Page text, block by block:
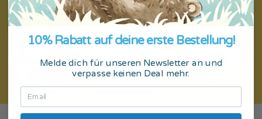
10% Rabatt auf deine erste Bestellung!
Melde dich für unseren Newsletter an und
verpasse keinen Deal mehr.